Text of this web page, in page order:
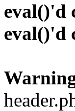
eval()'d
eval()'d